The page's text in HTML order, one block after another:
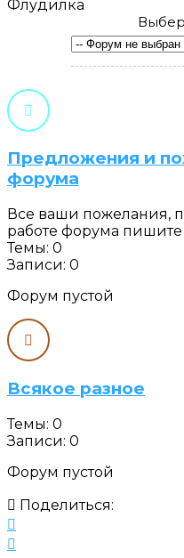
Флудилка
Предложения и
форума
Все ваши пожелания,
работе форума пишите
Темы: 0
Записи: 0
Форум пустой
Всякое разное
Темы: 0
Записи: 0
Форум пустой
Поделиться: